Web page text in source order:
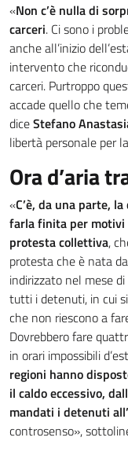
«Non c’è nulla di
carceri. Ci sono i
anche all’inizio
intervento che
carceri. Purtroppo
accade quello che
diceStefano
libertà personale per
Ora d’aria
«C’è, da una parte,
farla finita per motivi
protesta collettiva,
protesta che è nata
indirizzato nel mese
tutti i detenuti, in cui
che non riescono a
Dovrebbero fare
in orari impossibili
regioni hanno
il caldo eccessivo,
mandati i detenuti
controsenso»,